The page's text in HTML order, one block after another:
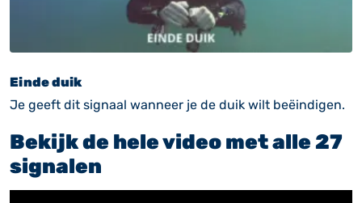
Einde duik
Je geeft dit signaal wanneer je de duik wilt beëindigen.
Bekijk de hele video met alle 27
signalen